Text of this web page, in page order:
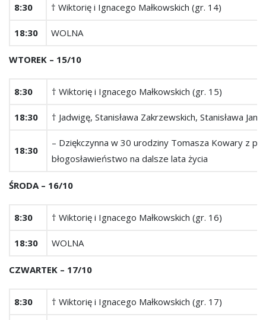
8:30 † Wiktorię i Ignacego Małkowskich (gr. 14)
18:30 WOLNA
WTOREK – 15/10
8:30 † Wiktorię i Ignacego Małkowskich (gr. 15)
18:30 † Jadwigę, Stanisława Zakrzewskich, Stanisława
18:30
– Dziękczynna w 30 urodziny Tomasza Kowary z
błogosławieństwo na dalsze lata życia
ŚRODA – 16/10
8:30 † Wiktorię i Ignacego Małkowskich (gr. 16)
18:30 WOLNA
CZWARTEK ­– 17/10
8:30 † Wiktorię i Ignacego Małkowskich (gr. 17)